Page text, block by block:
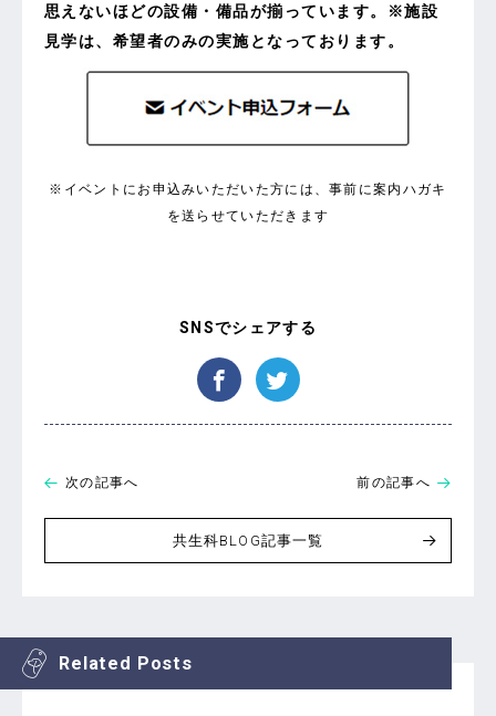
思えないほどの設備・備品が揃っています。※施設
見学は、希望者のみの実施となっております。
※イベントにお申込みいただいた方には、事前に案内ハガキ
を送らせていただきます
次の記事へ 前の記事へ
共生科BLOG記事一覧
Related Posts